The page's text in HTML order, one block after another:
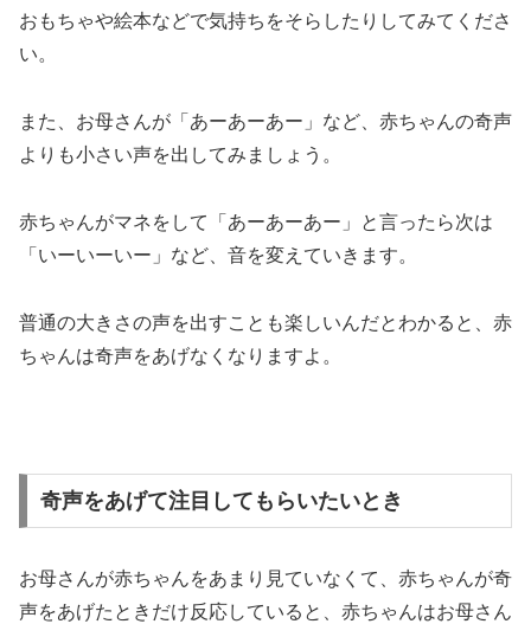
おもちゃや絵本などで気持ちをそらしたりしてみてくださ
い。
また、お母さんが「あーあーあー」など、赤ちゃんの奇声
よりも小さい声を出してみましょう。
赤ちゃんがマネをして「あーあーあー」と言ったら次は
「いーいーいー」など、音を変えていきます。
普通の大きさの声を出すことも楽しいんだとわかると、赤
ちゃんは奇声をあげなくなりますよ。
奇声をあげて注目してもらいたいとき
お母さんが赤ちゃんをあまり見ていなくて、赤ちゃんが奇
声をあげたときだけ反応していると、赤ちゃんはお母さん